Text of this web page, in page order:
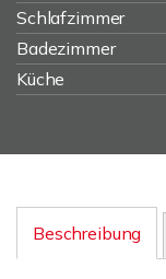
Schlafzimmer
Badezimmer
Küche
Beschreibung